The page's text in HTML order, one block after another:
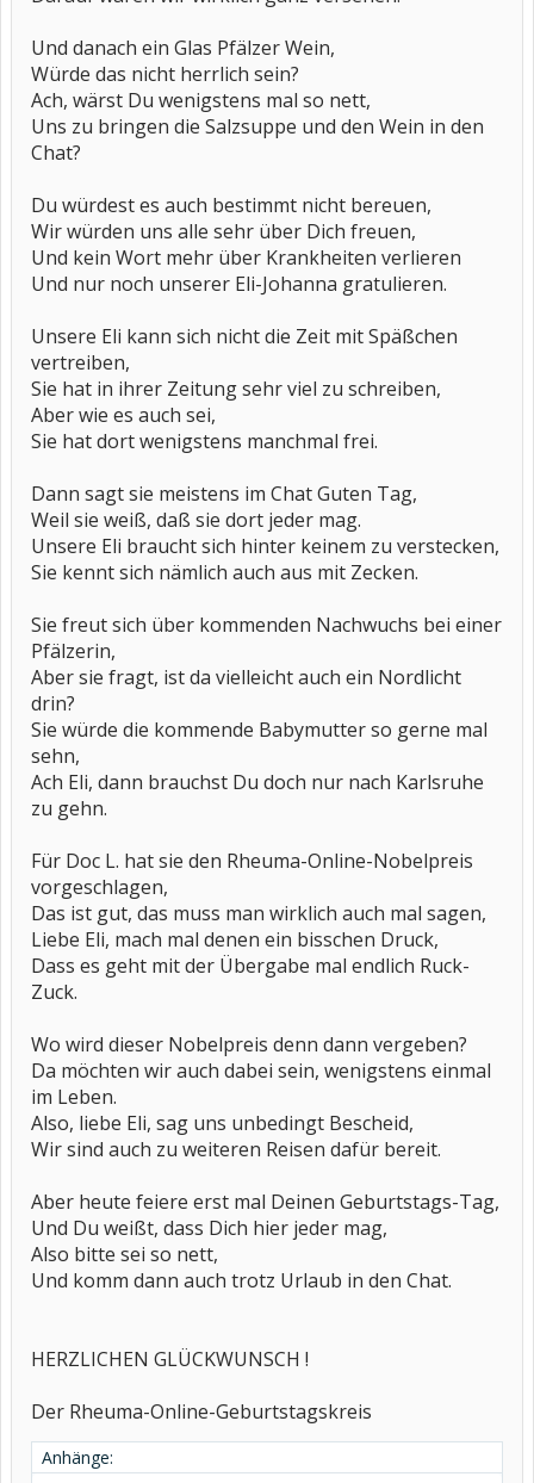
Und danach ein Glas Pfälzer Wein,
Würde das nicht herrlich sein?
Ach, wärst Du wenigstens mal so nett,
Uns zu bringen die Salzsuppe und den Wein in den
Chat?
Du würdest es auch bestimmt nicht bereuen,
Wir würden uns alle sehr über Dich freuen,
Und kein Wort mehr über Krankheiten verlieren
Und nur noch unserer Eli-Johanna gratulieren.
Unsere Eli kann sich nicht die Zeit mit Späßchen
vertreiben,
Sie hat in ihrer Zeitung sehr viel zu schreiben,
Aber wie es auch sei,
Sie hat dort wenigstens manchmal frei.
Dann sagt sie meistens im Chat Guten Tag,
Weil sie weiß, daß sie dort jeder mag.
Unsere Eli braucht sich hinter keinem zu verstecken,
Sie kennt sich nämlich auch aus mit Zecken.
Sie freut sich über kommenden Nachwuchs bei einer
Pfälzerin,
Aber sie fragt, ist da vielleicht auch ein Nordlicht
drin?
Sie würde die kommende Babymutter so gerne mal
sehn,
Ach Eli, dann brauchst Du doch nur nach Karlsruhe
zu gehn.
Für Doc L. hat sie den Rheuma-Online-Nobelpreis
vorgeschlagen,
Das ist gut, das muss man wirklich auch mal sagen,
Liebe Eli, mach mal denen ein bisschen Druck,
Dass es geht mit der Übergabe mal endlich Ruck-
Zuck.
Wo wird dieser Nobelpreis denn dann vergeben?
Da möchten wir auch dabei sein, wenigstens einmal
im Leben.
Also, liebe Eli, sag uns unbedingt Bescheid,
Wir sind auch zu weiteren Reisen dafür bereit.
Aber heute feiere erst mal Deinen Geburtstags-Tag,
Und Du weißt, dass Dich hier jeder mag,
Also bitte sei so nett,
Und komm dann auch trotz Urlaub in den Chat.
HERZLICHEN GLÜCKWUNSCH !
Der Rheuma-Online-Geburtstagskreis
Anhänge: